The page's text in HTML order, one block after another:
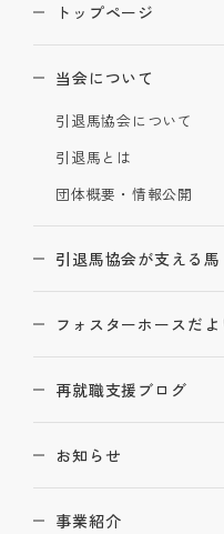
トップページ
当会について
引退馬協会について
引退馬とは
団体概要・情報公開
引退馬協会が支える馬
フォスターホースだよ
再就職支援ブログ
お知らせ
事業紹介